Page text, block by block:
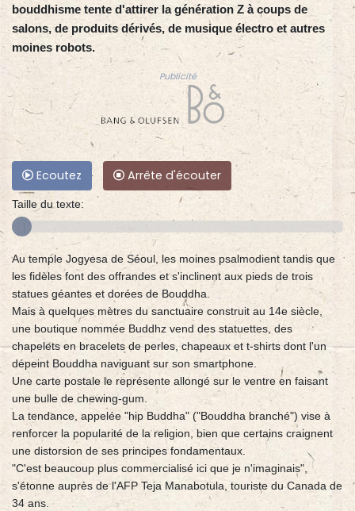
bouddhisme tente d'attirer la génération Z à coups de
salons, de produits dérivés, de musique électro et autres
moines robots.
Publicité
Ecoutez Arrête d'écouter
Taille du texte:
Au temple Jogyesa de Séoul, les moines psalmodient tandis que
les fidèles font des offrandes et s'inclinent aux pieds de trois
statues géantes et dorées de Bouddha.
Mais à quelques mètres du sanctuaire construit au 14e siècle,
une boutique nommée Buddhz vend des statuettes, des
chapelets en bracelets de perles, chapeaux et t-shirts dont l'un
dépeint Bouddha naviguant sur son smartphone.
Une carte postale le représente allongé sur le ventre en faisant
une bulle de chewing-gum.
La tendance, appelée "hip Buddha" ("Bouddha branché") vise à
renforcer la popularité de la religion, bien que certains craignent
une distorsion de ses principes fondamentaux.
"C'est beaucoup plus commercialisé ici que je n'imaginais",
s'étonne auprès de l'AFP Teja Manabotula, touriste du Canada de
34 ans.